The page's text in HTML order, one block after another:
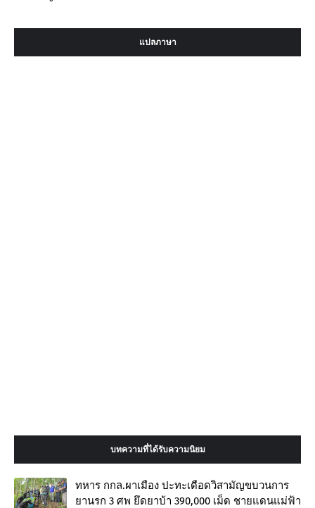
แปลภาษา
บทความที่ได้รับความนิยม
ทหาร กกล.ผาเมือง ปะทะเดือดวิสามัญขบวนการ
ยานรก 3 ศพ ยึดยาบ้า 390,000 เม็ด ชายแดนแม่ฟ้า